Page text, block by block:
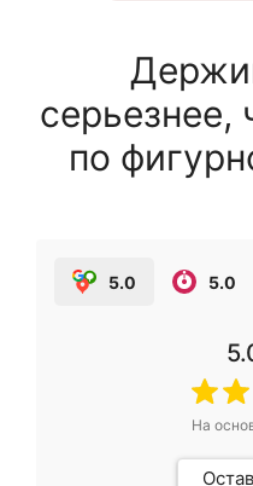
по
5.0 5.0
На